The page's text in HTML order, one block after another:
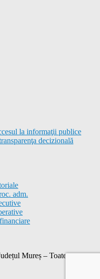
la informaţii publice
decizională
adm.
Mureș – Toate